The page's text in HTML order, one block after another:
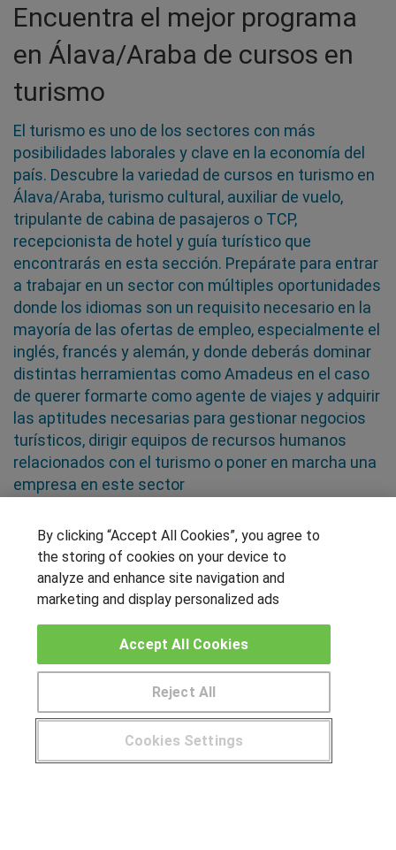
Encuentra el mejor programa
en Álava/Araba de cursos en
turismo
El turismo es uno de los sectores con más
posibilidades laborales y clave en la economía del
país. Descubre la variedad de cursos en turismo en
Álava/Araba, turismo cultural, auxiliar de vuelo,
tripulante de cabina de pasajeros o TCP,
recepcionista de hotel y guía turístico que
encontrarás en esta sección. Prepárate para entrar
a trabajar en un sector con múltiples oportunidades
donde los idiomas son un requisito necesario en la
mayoría de las ofertas de empleo, especialmente el
inglés, francés y alemán, y donde deberás dominar
distintas herramientas como Amadeus en el caso
de querer formarte como agente de viajes y adquirir
las aptitudes necesarias para gestionar negocios
turísticos, dirigir equipos de recursos humanos
relacionados con el turismo o poner en marcha una
empresa en este sector
SÍGUENOS EN LAS REDES
Muro de los idiomas
Hablemos de empleo
Locos por las becas
CENTROS DE FORMACIÓN
¿Tienes alguna duda? 900 264 357
By clicking “Accept All Cookies”, you agree to
the storing of cookies on your device to
analyze and enhance site navigation and
marketing and display personalized ads
Cookies Settings
Reject All
Accept All Cookies